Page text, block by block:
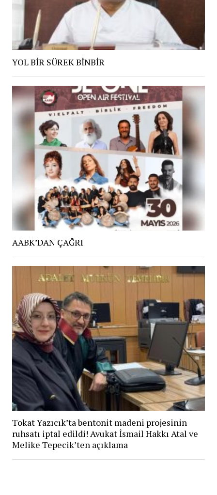
YOL BİR SÜREK BİNBİR
AABK’DAN ÇAĞRI
Tokat Yazıcık’ta bentonit madeni projesinin
ruhsatı iptal edildi! Avukat İsmail Hakkı Atal ve
Melike Tepecik’ten açıklama